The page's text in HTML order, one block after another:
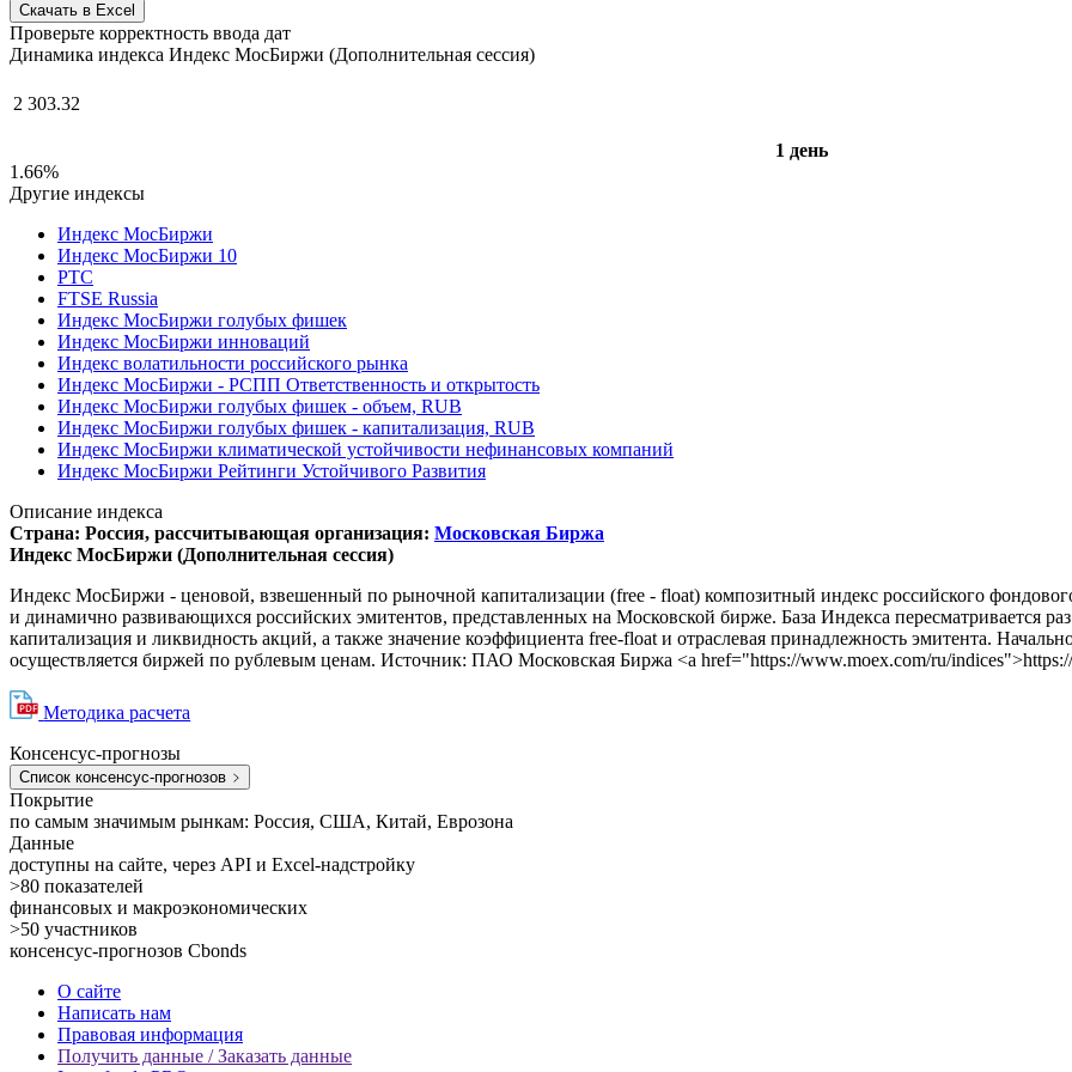
Проверьте корректность ввода дат
Динамика индекса Индекс МосБиржи (Дополнительная сессия)
2 303.32
1 день
1.66%
Другие индексы
Индекс МосБиржи
Индекс МосБиржи 10
РТС
FTSE Russia
Индекс МосБиржи голубых фишек
Индекс МосБиржи инноваций
Индекс волатильности российского рынка
Индекс МосБиржи - РСПП Ответственность и открытость
Индекс МосБиржи голубых фишек - объем, RUB
Индекс МосБиржи голубых фишек - капитализация, RUB
Индекс МосБиржи климатической устойчивости нефинансовых компаний
Индекс МосБиржи Рейтинги Устойчивого Развития
Описание индекса
Страна: Россия, рассчитывающая организация: Московская Биржа
Индекс МосБиржи (Дополнительная сессия)
Индекс МосБиржи - ценовой, взвешенный по рыночной капитализации (free - float) композитный индекс российского
и динамично развивающихся российских эмитентов, представленных на Московской бирже. База Индекса пересматривается
капитализация и ликвидность акций, а также значение коэффициента free-float и отраслевая принадлежность эмитента.
осуществляется биржей по рублевым ценам. Источник: ПАО Московская Биржа <a href="https://www.moex.com/ru/
Методика расчета
Консенсус-прогнозы
Список консенсус-прогнозов
Покрытие
по самым значимым рынкам: Россия, США, Китай, Еврозона
Данные
доступны на сайте, через API и Excel-надстройку
>80 показателей
финансовых и макроэкономических
>50 участников
консенсус-прогнозов Cbonds
О сайте
Написать нам
Правовая информация
Получить данные / Заказать данные